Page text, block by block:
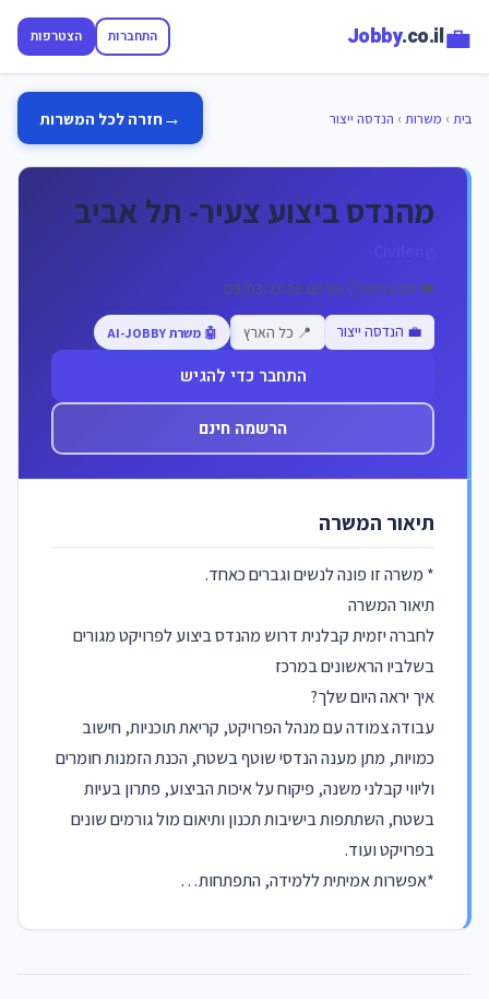
💼
Jobby.co.il התחברות הצטרפות
בית › משרות › הנדסה ייצור →חזרה לכל המשרות
מהנדס ביצוע צעיר- תל אביב
Civileng
👁️ 20 צפיות 🕐 פורסם 09/03/2026
💼 הנדסה ייצור 📍 כל הארץ 🤖 משרת AI-JOBBY
התחבר כדי להגיש
הרשמה חינם
תיאור המשרה
* משרה זו פונה לנשים וגברים כאחד.
תיאור המשרה
לחברה יזמית קבלנית דרוש מהנדס ביצוע לפרויקט מגורים
בשלביו הראשונים במרכז
איך יראה היום שלך?
עבודה צמודה עם מנהל הפרויקט, קריאת תוכניות, חישוב
כמויות, מתן מענה הנדסי שוטף בשטח, הכנת הזמנות חומרים
וליווי קבלני משנה, פיקוח על איכות הביצוע, פתרון בעיות
בשטח, השתתפות בישיבות תכנון ותיאום מול גורמים שונים
בפרויקט ועוד.
*אפשרות אמיתית ללמידה, התפתחות…